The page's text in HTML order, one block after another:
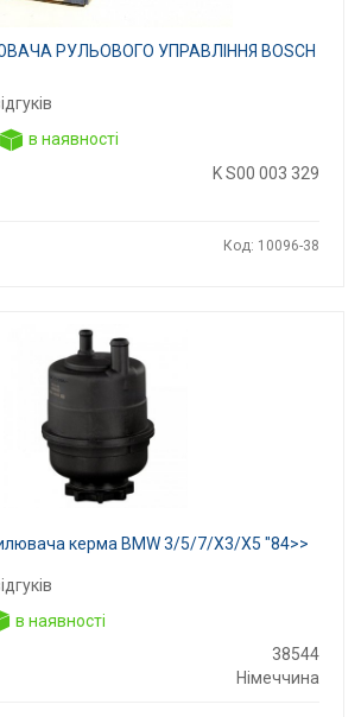
РУЛЬОВОГО УПРАВЛІННЯ BOSCH
в наявності
K S00 003 329
Код: 10096-38
керма BMW 3/5/7/X3/X5 "84>>
в наявності
38544
Німеччина